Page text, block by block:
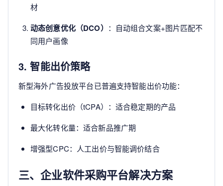
材
动态创意优化（DCO） ：自动组合文案+图片匹配不
同用户画像
3. 智能出价策略
新型海外广告投放平台已普遍支持智能出价功能：
目标转化出价（tCPA）：适合稳定期的产品
最大化转化量：适合新品推广期
增强型CPC：人工出价与智能调价结合
三、企业软件采购平台解决方案